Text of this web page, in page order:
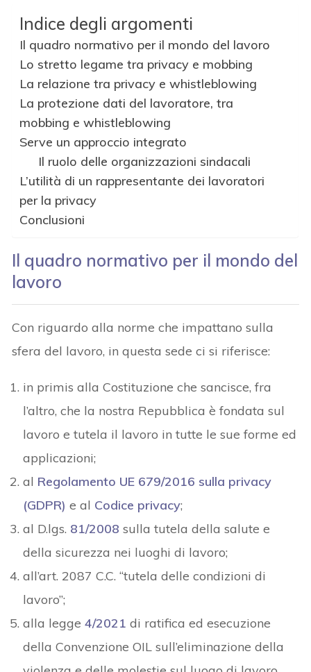
Indice degli argomenti
Il quadro normativo per il mondo del lavoro
Lo stretto legame tra privacy e mobbing
La relazione tra privacy e whistleblowing
La protezione dati del lavoratore, tra
mobbing e whistleblowing
Serve un approccio integrato
Il ruolo delle organizzazioni sindacali
L’utilità di un rappresentante dei lavoratori
per la privacy
Conclusioni
Il quadro normativo per il mondo del
lavoro
Con riguardo alla norme che impattano sulla
sfera del lavoro, in questa sede ci si riferisce:
in primis alla Costituzione che sancisce, fra
l’altro, che la nostra Repubblica è fondata sul
lavoro e tutela il lavoro in tutte le sue forme ed
applicazioni;
al Regolamento UE 679/2016 sulla privacy
(GDPR) e al Codice privacy;
al D.lgs. 81/2008 sulla tutela della salute e
della sicurezza nei luoghi di lavoro;
all’art. 2087 C.C. “tutela delle condizioni di
lavoro”;
alla legge4/2021 di ratifica ed esecuzione
della Convenzione OIL sull’eliminazione della